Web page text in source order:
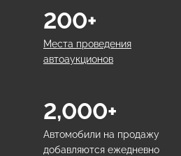
Места проведения
автоаукционов
200+
Автомобили на продажу
добавляются ежедневно
2,000+